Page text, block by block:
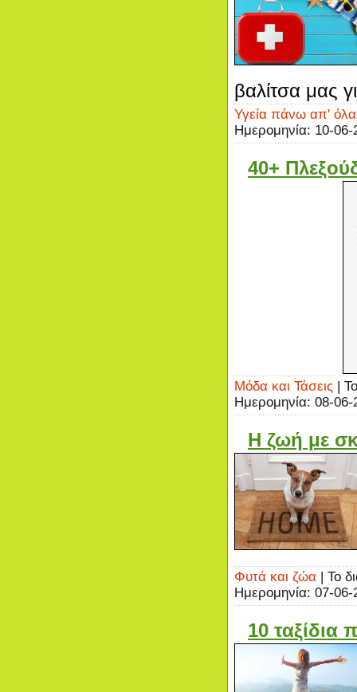
βαλίτσα μας
Υγεία πάνω απ' όλα
Ημερομηνία: 10-06-
40+
Μόδα και Τάσεις |
Ημερομηνία: 08-06-
Η ζωή με
Φυτά και ζώα | Το
Ημερομηνία: 07-06-
10 ταξίδια